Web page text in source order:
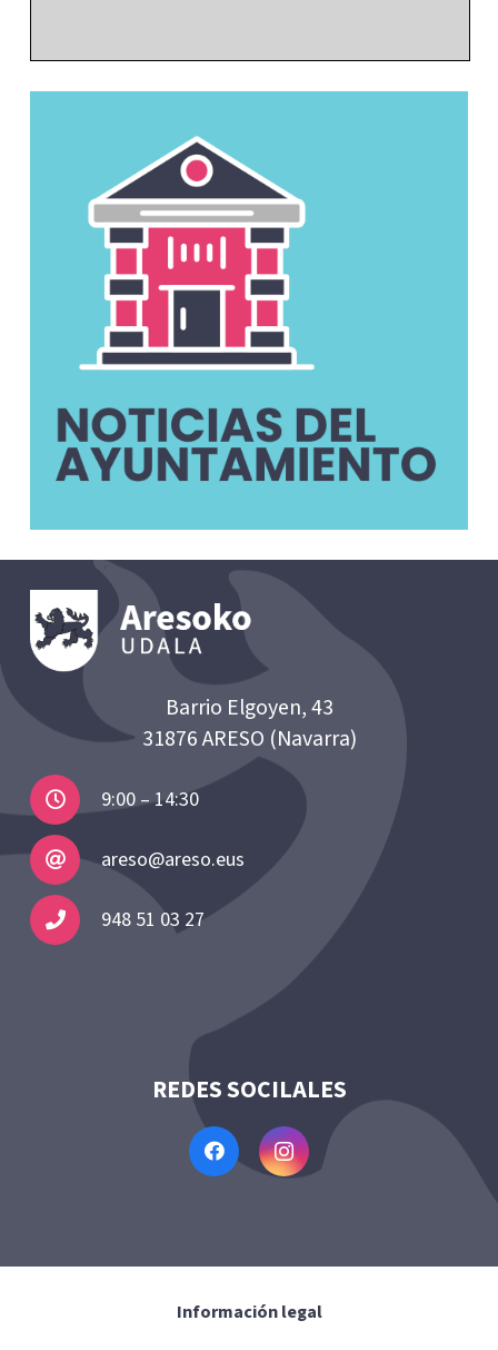
Barrio Elgoyen, 43
31876 ARESO (Navarra)
9:00 – 14:30
areso@areso.eus
948 51 03 27
REDES SOCILALES
Información legal